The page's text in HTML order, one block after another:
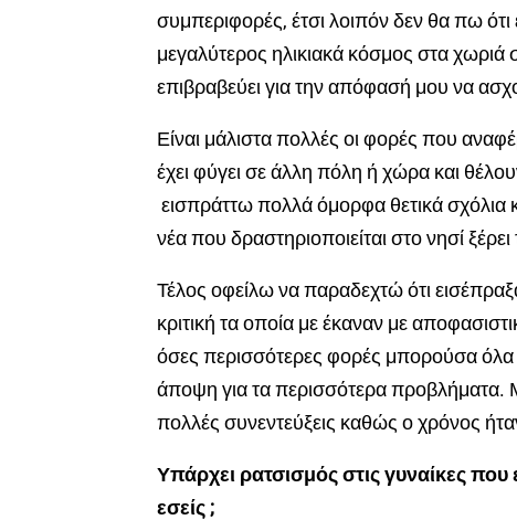
συμπεριφορές, έτσι λοιπόν δεν θα πω
μεγαλύτερος ηλικιακά κόσμος στα χωριά
επιβραβεύει για την απόφασή μου να
Είναι μάλιστα πολλές οι φορές που
έχει φύγει σε άλλη πόλη ή χώρα και
εισπράττω πολλά όμορφα θετικά
νέα που δραστηριοποιείται στο νησί
Τέλος οφείλω να παραδεχτώ ότι
κριτική τα οποία με έκαναν με
όσες περισσότερες φορές μπορούσα
άποψη για τα περισσότερα προβλήματα.
πολλές συνεντεύξεις καθώς ο χρόνος
Υπάρχει ρατσισμός στις γυναίκες
εσείς ;